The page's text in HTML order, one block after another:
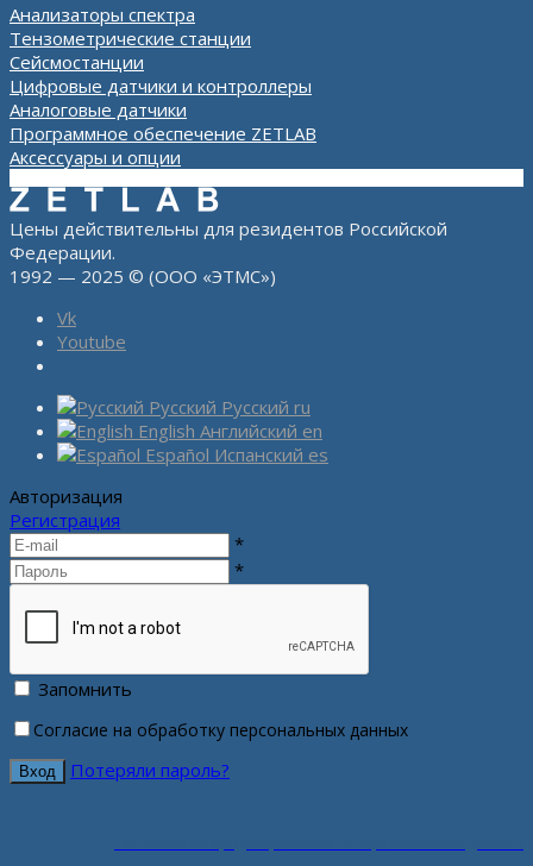
Анализаторы спектра
Тензометрические станции
Сейсмостанции
Цифровые датчики и контроллеры
Аналоговые датчики
Программное обеспечение ZETLAB
Аксессуары и опции
Цены действительны для резидентов Российской
Федерации.
1992 — 2025 © (ООО «ЭТМС»)
Vk
Youtube
Русский Русский ru
English Английский en
Español Испанский es
Авторизация
Регистрация
*
*
Запомнить
Согласие на обработку персональных данных
Потеряли пароль?